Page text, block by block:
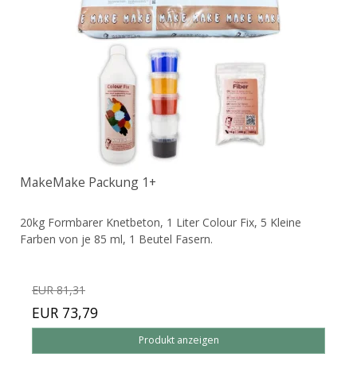
MakeMake Packung 1+
20kg Formbarer Knetbeton, 1 Liter Colour Fix, 5 Kleine
Farben von je 85 ml, 1 Beutel Fasern.
EUR 81,31
EUR 73,79
Produkt anzeigen